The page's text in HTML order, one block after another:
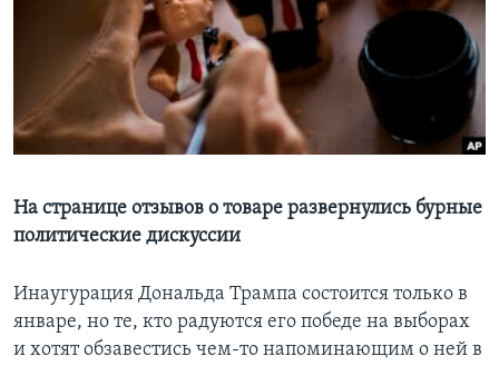
Learning English
СОЦИАЛЬНЫЕ СЕТИ
Языки
На странице отзывов о товаре развернулись бурные
политические дискуссии
Инаугурация Дональда Трампа состоится только в
январе, но те, кто радуются его победе на выборах
и хотят обзавестись чем-то напоминающим о ней в